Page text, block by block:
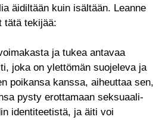
äidiltään kuin isältään. Leanne
tätä tekijää:
ja tukea antavaa
joka on ylettömän suojeleva ja
poikansa kanssa, aiheuttaa sen,
pysty erottamaan seksuaali-
identiteetistä, ja äiti voi